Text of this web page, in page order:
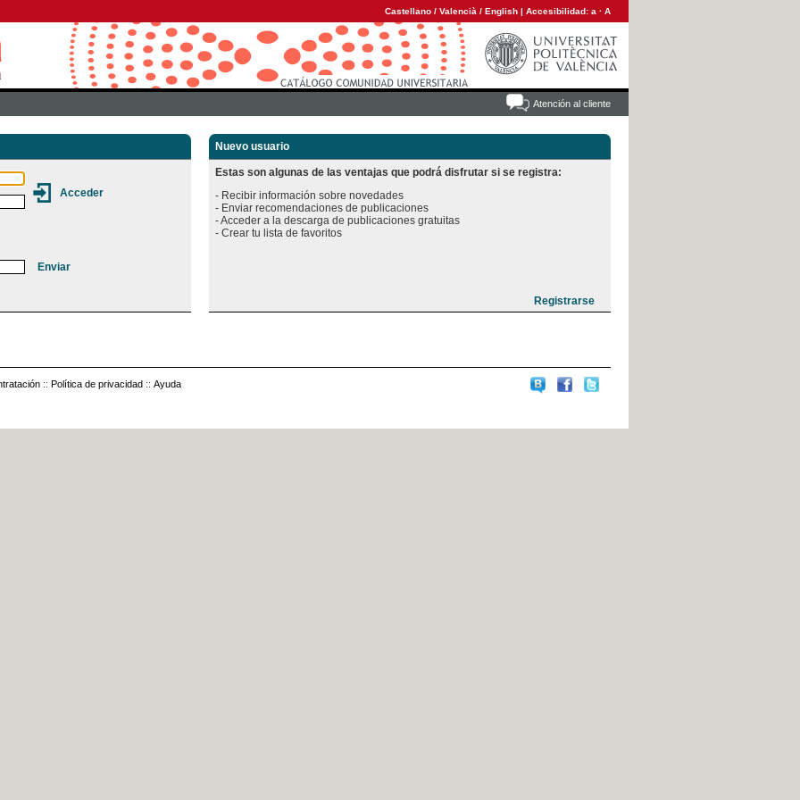
Castellano / Valencià / English | Accesibilidad: a · A
Atención al cliente
Nuevo usuario
Estas son algunas de las ventajas que podrá disfrutar si se registra:
- Recibir información sobre novedades
- Enviar recomendaciones de publicaciones
- Acceder a la descarga de publicaciones gratuitas
:: Política de privacidad :: Ayuda